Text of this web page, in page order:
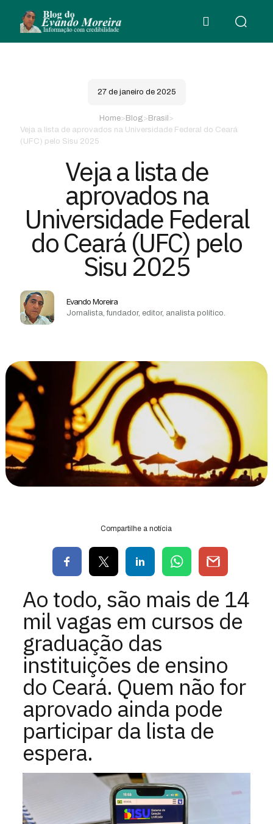
27 de janeiro de 2025
Home> Blog> Brasil >
Veja a lista de aprovados na Universidade Federal do Ceará
(UFC) pelo Sisu 2025
Veja a lista de
aprovados na
Universidade Federal
do Ceará (UFC) pelo
Sisu 2025
Evando Moreira
Jornalista, fundador, editor, analista político.
Compartilhe a notícia
Ao todo, são mais de 14
mil vagas em cursos de
graduação das
instituições de ensino
do Ceará. Quem não for
aprovado ainda pode
participar da lista de
espera.